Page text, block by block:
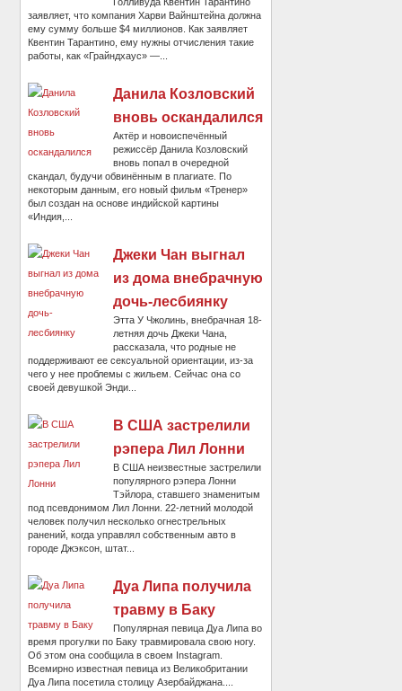
заявляет, что компания Харви Вайнштейна должна
ему сумму больше $4 миллионов. Как заявляет
Квентин Тарантино, ему нужны отчисления такие
работы, как «Грайндхаус» —...
Данила Козловский
вновь оскандалился
Актёр и новоиспечённый
режиссёр Данила Козловский
вновь попал в очередной
скандал, будучи обвинённым в плагиате. По
некоторым данным, его новый фильм «Тренер»
был создан на основе индийской картины
«Индия,...
Джеки Чан выгнал
из дома внебрачную
дочь-лесбиянку
Этта У Чжолинь, внебрачная 18-
летняя дочь Джеки Чана,
рассказала, что родные не
поддерживают ее сексуальной ориентации, из-за
чего у нее проблемы с жильем. Сейчас она со
своей девушкой Энди...
В США застрелили
рэпера Лил Лонни
В США неизвестные застрелили
популярного рэпера Лонни
Тэйлора, ставшего знаменитым
под псевдонимом Лил Лонни. 22-летний молодой
человек получил несколько огнестрельных
ранений, когда управлял собственным авто в
городе Джэксон, штат...
Дуа Липа получила
травму в Баку
Популярная певица Дуа Липа во
время прогулки по Баку травмировала свою ногу.
Об этом она сообщила в своем Instagram.
Всемирно известная певица из Великобритании
Дуа Липа посетила столицу Азербайджана....